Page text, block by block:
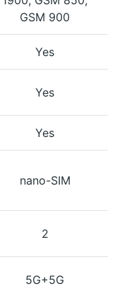
GSM 900
Yes
Yes
Yes
nano-SIM
2
5G+5G